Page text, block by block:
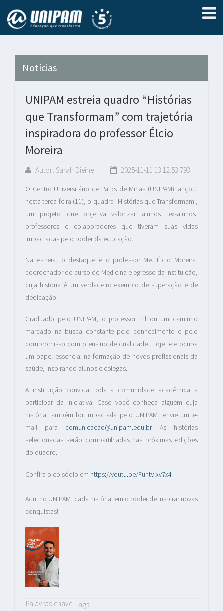
Notícias
UNIPAM estreia quadro “Histórias
que Transformam” com trajetória
inspiradora do professor Élcio
Moreira
Autor: Sarah Dieine 2025-11-11 13:12:53.793
O Centro Universitário de Patos de Minas (UNIPAM) lançou,
nesta terça-feira (11), o quadro “Histórias que Transformam”,
um projeto que objetiva valorizar alunos, ex-alunos,
professores e colaboradores que tiveram suas vidas
impactadas pelo poder da educação.
Na estreia, o destaque é o professor Me. Élcio Moreira,
coordenador do curso de Medicina e egresso da instituição,
cuja história é um verdadeiro exemplo de superação e de
dedicação.
Graduado pelo UNIPAM, o professor trilhou um caminho
marcado na busca constante pelo conhecimento e pelo
compromisso com o ensino de qualidade. Hoje, ele ocupa
um papel essencial na formação de novos profissionais da
saúde, inspirando alunos e colegas.
A instituição convida toda a comunidade acadêmica a
participar da iniciativa. Caso você conheça alguém cuja
história também foi impactada pelo UNIPAM, envie um e-
mail para comunicacao@unipam.edu.br. As histórias
selecionadas serão compartilhadas nas próximas edições
do quadro.
Confira o episódio em https://youtu.be/FuntVlxv7x4
Aqui no UNIPAM, cada história tem o poder de inspirar novas
conquistas!
Palavras-chave: Tags: